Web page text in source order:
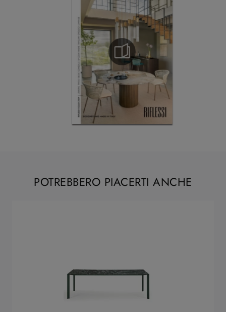
POTREBBERO PIACERTI ANCHE